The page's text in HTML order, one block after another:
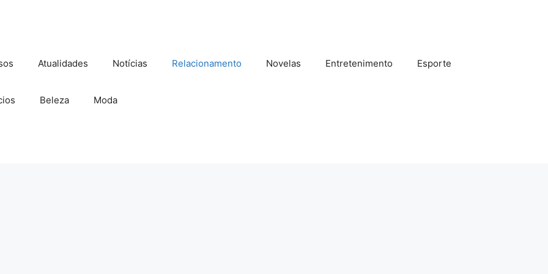
Atualidades Notícias Relacionamento Novelas Entretenimento Esporte
Beleza Moda